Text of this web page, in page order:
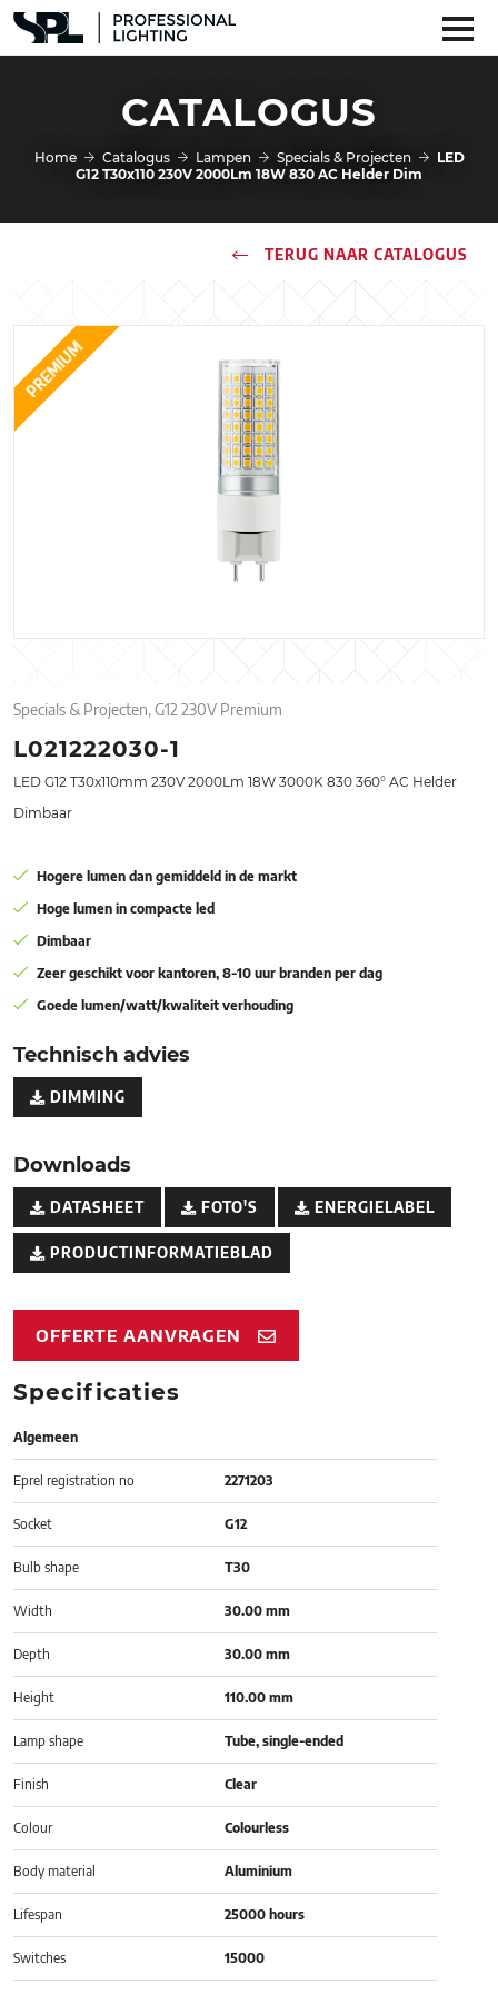
CATALOGUS
Home Catalogus Lampen Specials & Projecten
LED
G12 T30x110 230V 2000Lm 18W 830 AC Helder Dim
TERUG NAAR CATALOGUS
PREMIUM
Specials & Projecten, G12 230V Premium
L021222030-1
LED G12 T30x110mm 230V 2000Lm 18W 3000K 830 360° AC Helder
Dimbaar
Hogere lumen dan gemiddeld in de markt
Hoge lumen in compacte led
Dimbaar
Zeer geschikt voor kantoren, 8-10 uur branden per dag
Goede lumen/watt/kwaliteit verhouding
Technisch advies
DIMMING
Downloads
DATASHEET FOTO'S ENERGIELABEL
PRODUCTINFORMATIEBLAD
OFFERTE AANVRAGEN
Specificaties
Algemeen
Eprel registration no 2271203
Socket G12
Bulb shape T30
Width 30.00 mm
Depth 30.00 mm
Height 110.00 mm
Lamp shape Tube, single-ended
Finish Clear
Colour Colourless
Body material Aluminium
Lifespan 25000 hours
Switches 15000